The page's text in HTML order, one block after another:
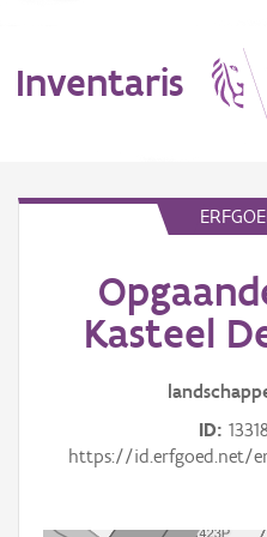
Inventaris
Erfgoedobject
Aanduidingsobject
Kasteel
ID
https://id.erfgoed.net/